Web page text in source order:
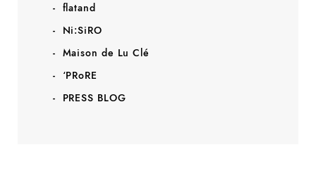
flatand
Ni:SiRO
Maison de Lu Clé
‘PRoRE
PRESS BLOG